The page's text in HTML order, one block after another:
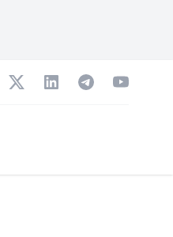
TwitterLinkedInTelegramYouTube